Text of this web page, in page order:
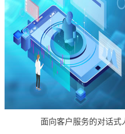
面向客户服务的对话式